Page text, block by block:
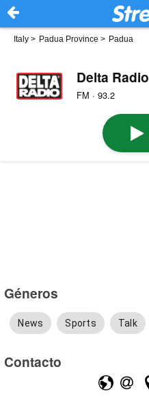
Italy > Padua Province > Padua
Delta Radio
FM · 93.2
Géneros
News Sports Talk
Contacto